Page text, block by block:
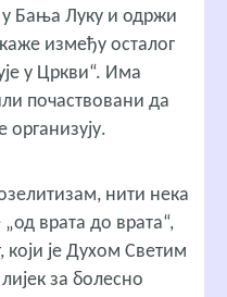
Бања Луку и одржи
између осталог
у Цркви“. Има
почаствовани да
нити нека
врата до врата“,
који је Духом Светим
лијек за болесно